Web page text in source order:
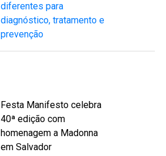
diferentes para
diagnóstico, tratamento e
prevenção
Festa Manifesto celebra
40ª edição com
homenagem a Madonna
em Salvador